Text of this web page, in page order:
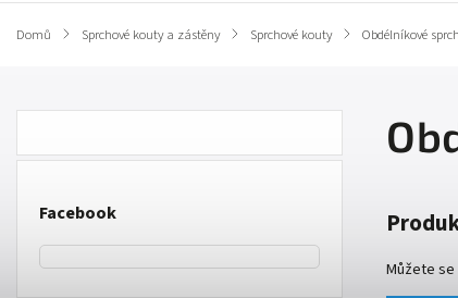
Domů / Sprchové kouty a zástěny / Sprchové kouty / Obdélníkové
Facebook
Můžete